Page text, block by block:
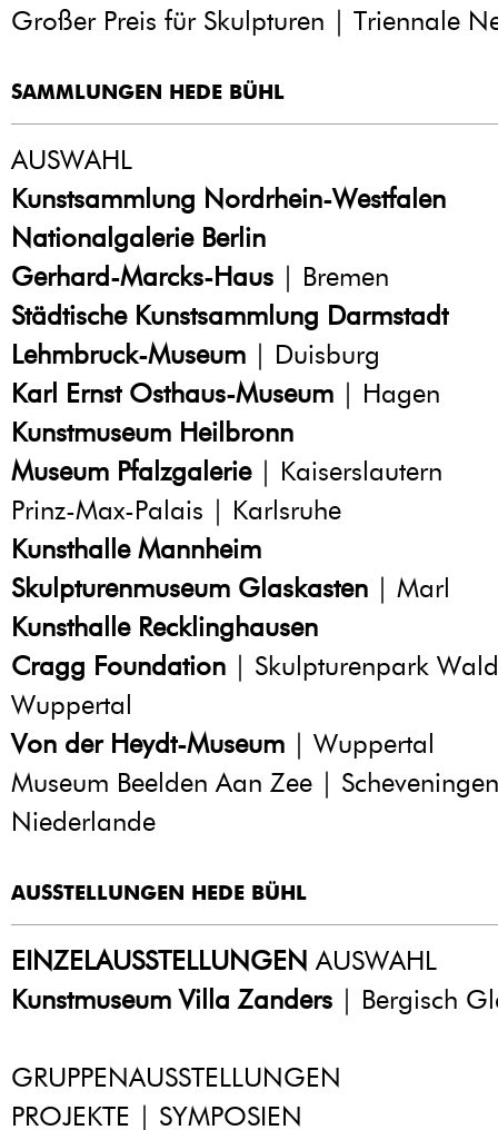
Großer Preis für Skulpturen | Triennale
SAMMLUNGEN HEDE BÜHL
AUSWAHL
Kunstsammlung Nordrhein-Westfalen
Nationalgalerie Berlin
Gerhard-Marcks-Haus | Bremen
Städtische Kunstsammlung Darmstadt
Lehmbruck-Museum | Duisburg
Karl Ernst Osthaus-Museum | Hagen
Kunstmuseum Heilbronn
Museum Pfalzgalerie| Kaiserslautern
Prinz-Max-Palais | Karlsruhe
Kunsthalle Mannheim
Skulpturenmuseum Glaskasten | Marl
Kunsthalle Recklinghausen
Cragg Foundation | Skulpturenpark
Wuppertal
Von der Heydt-Museum | Wuppertal
Museum Beelden Aan Zee |
Niederlande
AUSSTELLUNGEN HEDE BÜHL
EINZELAUSSTELLUNGEN AUSWAHL
Kunstmuseum Villa Zanders | Bergisch
GRUPPENAUSSTELLUNGEN
PROJEKTE | SYMPOSIEN